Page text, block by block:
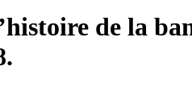
de la